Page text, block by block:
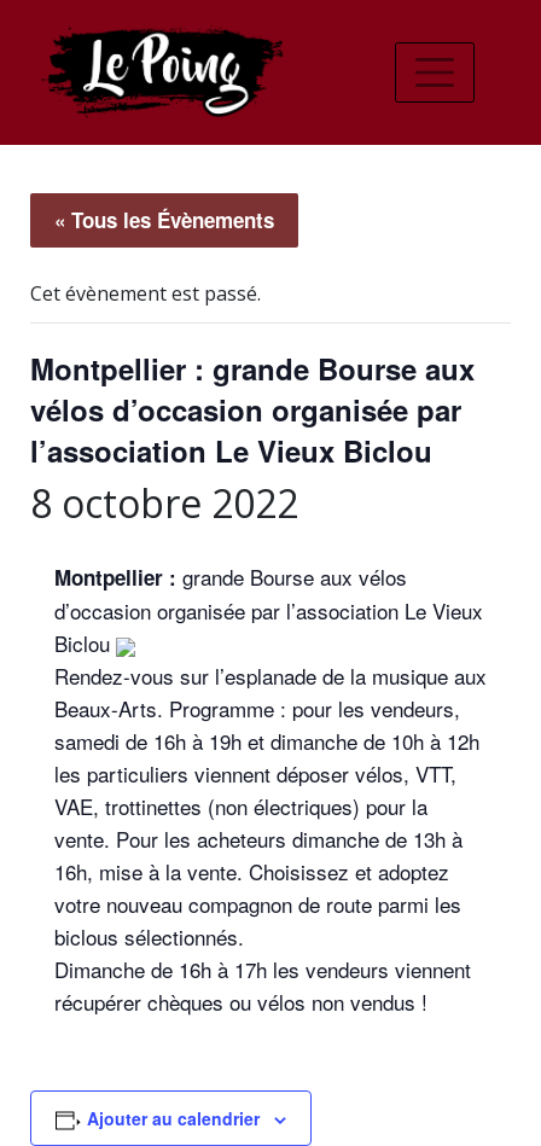
« Tous les Évènements
Cet évènement est passé.
Montpellier : grande Bourse aux
vélos d’occasion organisée par
l’association Le Vieux Biclou
8 octobre 2022
Montpellier : grande Bourse aux vélos
d’occasion organisée par l’association Le Vieux
Biclou
Rendez-vous sur l’esplanade de la musique aux
Beaux-Arts. Programme : pour les vendeurs,
samedi de 16h à 19h et dimanche de 10h à 12h
les particuliers viennent déposer vélos, VTT,
VAE, trottinettes (non électriques) pour la
vente. Pour les acheteurs dimanche de 13h à
16h, mise à la vente. Choisissez et adoptez
votre nouveau compagnon de route parmi les
biclous sélectionnés.
Dimanche de 16h à 17h les vendeurs viennent
récupérer chèques ou vélos non vendus !
Ajouter au calendrier